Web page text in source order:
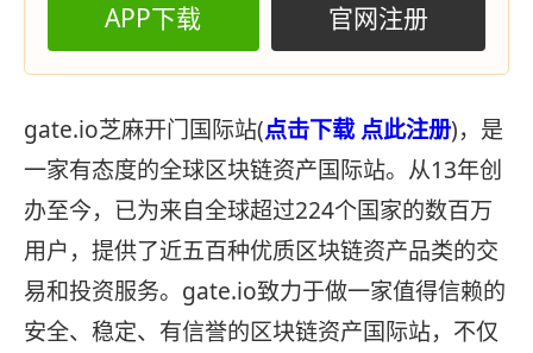
APP下载 官网注册
gate.io芝麻开门国际站(点击下载 点此注册)，是
一家有态度的全球区块链资产国际站。从13年创
办至今，已为来自全球超过224个国家的数百万
用户，提供了近五百种优质区块链资产品类的交
易和投资服务。gate.io致力于做一家值得信赖的
安全、稳定、有信誉的区块链资产国际站，不仅